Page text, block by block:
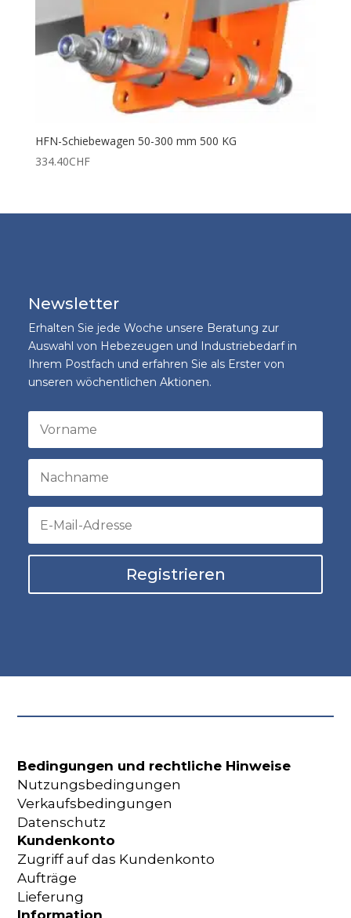
HFN-Schiebewagen 50-300 mm 500 KG
334.40CHF
Newsletter
Erhalten Sie jede Woche unsere Beratung zur
Auswahl von Hebezeugen und Industriebedarf in
Ihrem Postfach und erfahren Sie als Erster von
unseren wöchentlichen Aktionen.
Registrieren
Bedingungen und rechtliche Hinweise
Nutzungsbedingungen
Verkaufsbedingungen
Datenschutz
Kundenkonto
Zugriff auf das Kundenkonto
Aufträge
Lieferung